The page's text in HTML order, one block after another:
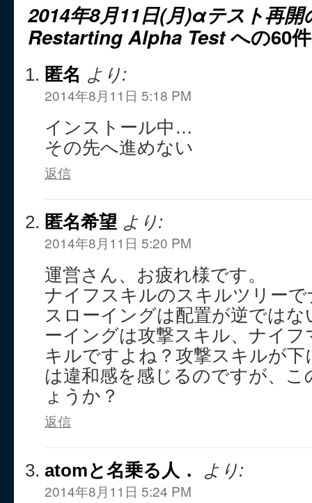
2014年8月11日(月)αテスト再開
Restarting Alpha Testへの60
匿名 より:
2014年8月11日 5:18 PM
インストール中…
その先へ進めない
返信
匿名希望 より:
2014年8月11日 5:20 PM
運営さん、お疲れ様です。
ナイフスキルのスキルツリー
スローイングは配置が逆では
ーイングは攻撃スキル、ナイ
キルですよね？攻撃スキルが
は違和感を感じるのですが、
ょうか？
返信
atomと名乗る人． より:
2014年8月11日 5:24 PM